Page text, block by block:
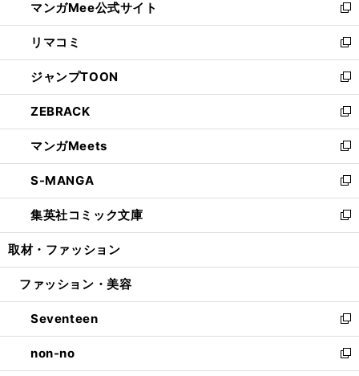
く
ド
ウ
で
開
く
ィ
ン
ド
ウ
で
開
く
い
ウ
ィ
ン
ド
ウ
で
開
く
マンガMee公式サイト
新
し
い
ウ
ィ
ン
ド
ウ
で
開
く
リマコミ
新
し
い
ウ
ィ
ン
ド
ウ
で
開
く
ジャンプTOON
新
し
い
ウ
ィ
ン
ド
ウ
で
開
ZEBRACK
新
し
い
ウ
ィ
ン
ド
ウ
開
マンガMeets
新
し
い
ウ
ィ
ン
ウ
開
く
S-MANGA
新
し
い
ウ
ン
ウ
で
開
く
集英社コミック文庫
新
し
ウ
ン
ド
ウ
で
開
取材・ファッション
ファッション・美容
Seventeen
新
し
い
ウ
non-no
新